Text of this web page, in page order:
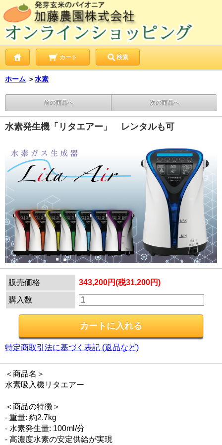
カート 検索
ホーム ＞水素
前の商品へ 次の商品へ
水素発生機「リタエアー」 レンタルも可
販売価格 343,200円(税31,200円)
購入数
特定商取引法に基づく表記 (返品など)
＜商品名＞
水素吸入機リタエアー
＜商品の特徴＞
- 重量: 約2.7kg
- 水素発生量: 100ml/分
- 高濃度水素の安定供給が実現